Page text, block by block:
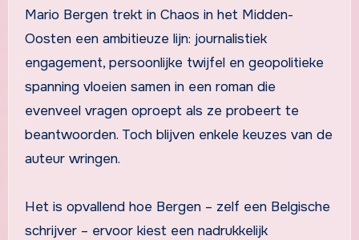
Mario Bergen trekt in Chaos in het Midden-
Oosten een ambitieuze lijn: journalistiek
engagement, persoonlijke twijfel en geopolitieke
spanning vloeien samen in een roman die
evenveel vragen oproept als ze probeert te
beantwoorden. Toch blijven enkele keuzes van de
auteur wringen.
Het is opvallend hoe Bergen – zelf een Belgische
schrijver – ervoor kiest een nadrukkelijk